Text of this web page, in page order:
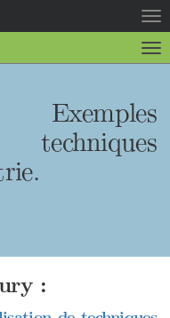
la
la
Exemples
techniques
: